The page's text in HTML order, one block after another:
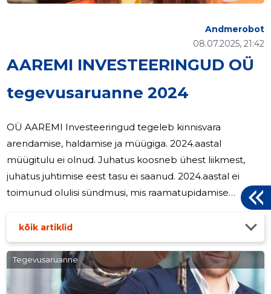
AAREMI INVESTEERINGUD OÜ
tegevusaruanne 2024
08.07.2025, 21:42
Andmerobot
OÜ AAREMI Investeeringud tegeleb kinnisvara
arendamise, haldamise ja müügiga. 2024.aastal
müügitulu ei olnud. Juhatus koosneb ühest liikmest,
juhatus juhtimise eest tasu ei saanud. 2024.aastal ei
toimunud olulisi sündmusi, mis raamatupidamise
mõjutada järgmiste majandusaastate tulemusi.
kõik artiklid
Tegevusaruanne